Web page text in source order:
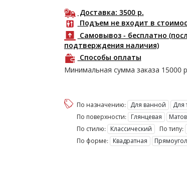
Доставка: 3500 р.
Подъем не входит в
Самовывоз - бесплатно
подтверждения наличия)
Способы оплаты
Минимальная сумма заказа 15000
По назначению: Для ванной
По поверхности:
Глянцевая
По стилю:
Классический По типу:
По форме:
Квадратная